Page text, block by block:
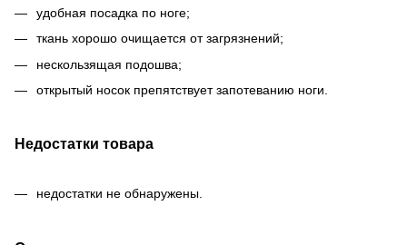
удобная посадка по ноге;
ткань хорошо очищается от загрязнений;
нескользящая подошва;
открытый носок препятствует запотеванию ноги.
Недостатки товара
недостатки не обнаружены.